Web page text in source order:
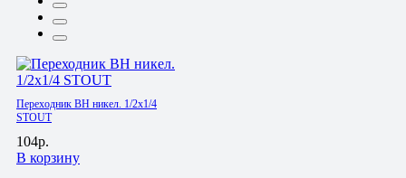
Переходник ВН никел. 1/2х1/4
STOUT
104р.
В корзину